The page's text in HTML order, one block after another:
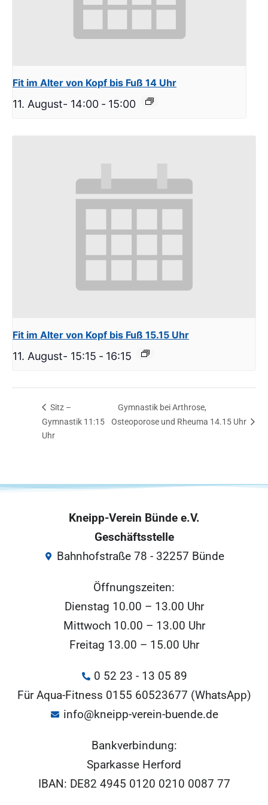
Fit im Alter von Kopf bis Fuß 14 Uhr
11. August- 14:00 - 15:00
Fit im Alter von Kopf bis Fuß 15.15 Uhr
11. August- 15:15 - 16:15
Sitz –
Gymnastik 11:15
Uhr
Gymnastik bei Arthrose,
Osteoporose und Rheuma 14.15 Uhr
Kneipp-Verein Bünde e.V.
Geschäftsstelle
Bahnhofstraße 78 - 32257 Bünde
Öffnungszeiten:
Dienstag 10.00 – 13.00 Uhr
Mittwoch 10.00 – 13.00 Uhr
Freitag 13.00 – 15.00 Uhr
0 52 23 - 13 05 89
Für Aqua-Fitness 0155 60523677 (WhatsApp)
info@kneipp-verein-buende.de
Bankverbindung:
Sparkasse Herford
IBAN: DE82 4945 0120 0210 0087 77